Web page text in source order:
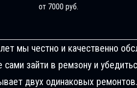
от 7000 руб.
мы честно и качественно
зайти в ремзону и
двух одинаковых ремонтов.